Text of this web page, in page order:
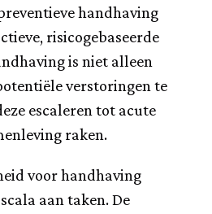
handhaving
risicogebaseerde
is niet alleen
verstoringen te
escaleren tot acute
raken.
voor handhaving
aan taken. De